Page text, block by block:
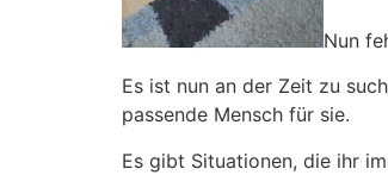
Nun
Es ist nun an der Zeit zu
passende Mensch für sie.
Es gibt Situationen, die ihr